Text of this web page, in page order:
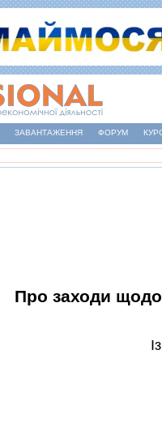
ЗАВАНТАЖЕННЯ ФОРУМ
Про заходи